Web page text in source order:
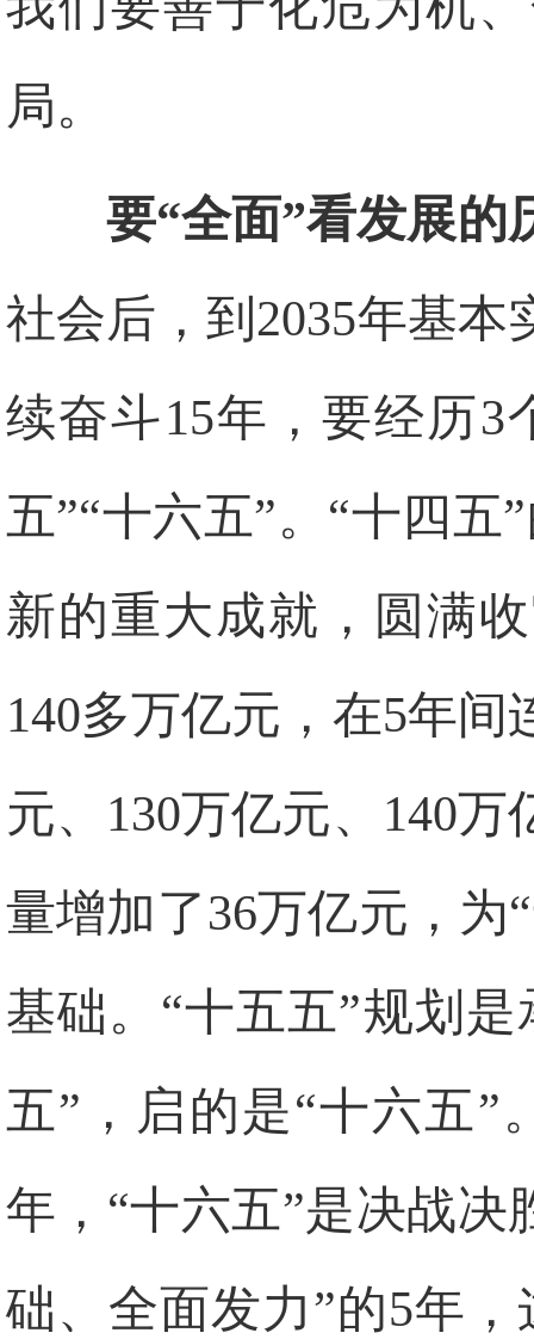
局。
要“全面”看发展的
社会后，到2035年基
续奋斗15年，要经历3
五”“十六五”。“十四
新的重大成就，圆满
140多万亿元，在5年间
元、130万亿元、140
量增加了36万亿元，为
基础。“十五五”规划
五”，启的是“十六五”
年，“十六五”是决战决
础、全面发力”的5年